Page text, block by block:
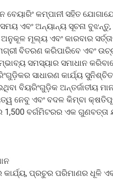
କମ୍ପାନୀ ସହିତ
ଏବଂ ଅନ୍ୟାନ୍ୟ ସୂଚନା
ମୂଲ୍ୟ ଏବଂ କାରବାର
ବିତରଣ କରିପାରିବେ ଏବଂ
ସମସ୍ୟାର ସମାଧାନ
ସାଧାରଣ କାର୍ଯ୍ୟ ସୁନିଶ୍ଚିତ
ବିୟରିଂଗୁଡ଼ିକ ଅନ୍ତର୍ଜାତୀୟ
ନେବୁ ଏବଂ ବଦଳ କିମ୍ବା
1,500 ବର୍ଗମିଟରର ଏକ
ପ୍ରଚୁର ପରିମାଣର ଧୂଳି